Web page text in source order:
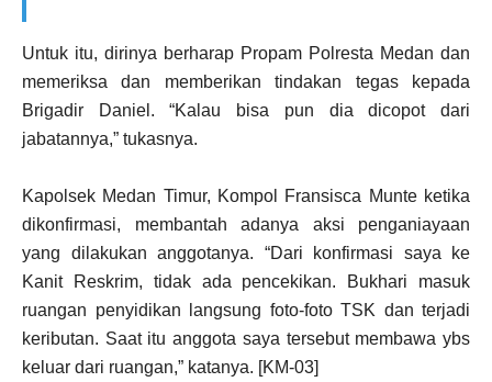
Untuk itu, dirinya berharap Propam Polresta Medan dan
memeriksa dan memberikan tindakan tegas kepada
Brigadir Daniel. “Kalau bisa pun dia dicopot dari
jabatannya,” tukasnya.
Kapolsek Medan Timur, Kompol Fransisca Munte ketika
dikonfirmasi, membantah adanya aksi penganiayaan
yang dilakukan anggotanya. “Dari konfirmasi saya ke
Kanit Reskrim, tidak ada pencekikan. Bukhari masuk
ruangan penyidikan langsung foto-foto TSK dan terjadi
keributan. Saat itu anggota saya tersebut membawa ybs
keluar dari ruangan,” katanya. [KM-03]